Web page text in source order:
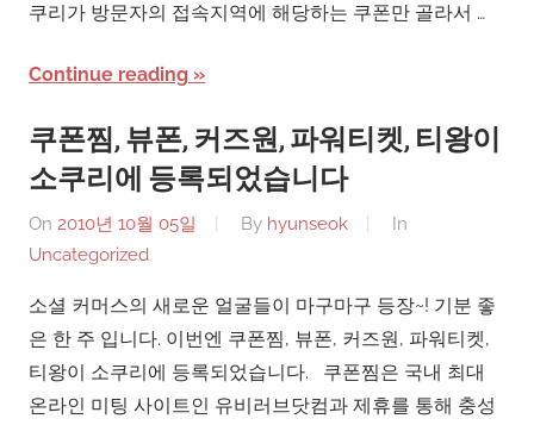
쿠리가 방문자의 접속지역에 해당하는 쿠폰만 골라서 …
Continue reading
쿠폰찜, 뷰폰, 커즈원, 파워티켓, 티왕이
소쿠리에 등록되었습니다
On 2010년 10월 05일 By hyunseok
In
Uncategorized
소셜 커머스의 새로운 얼굴들이 마구마구 등장~! 기분 좋
은 한 주 입니다. 이번엔 쿠폰찜, 뷰폰, 커즈원, 파워티켓,
티왕이 소쿠리에 등록되었습니다. 쿠폰찜은 국내 최대
온라인 미팅 사이트인 유비러브닷컴과 제휴를 통해 충성